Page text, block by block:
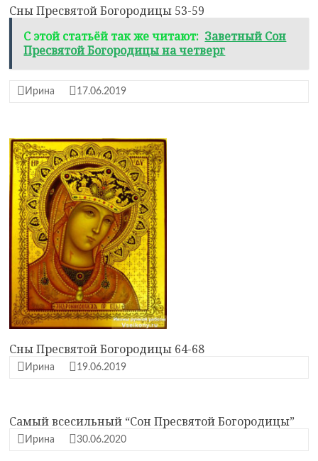
Сны Пресвятой Богородицы 53-59
С этой статьёй так же читают: Заветный Сон
Пресвятой Богородицы на четверг
Ирина 17.06.2019
Сны Пресвятой Богородицы 64-68
Ирина 19.06.2019
Самый всесильный “Сон Пресвятой Богородицы”
Ирина 30.06.2020